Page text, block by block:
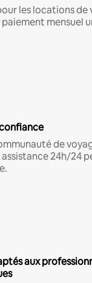
les locations de
mensuel
de
24h/24
aux